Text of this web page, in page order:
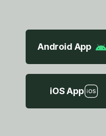
Android App
iOS App